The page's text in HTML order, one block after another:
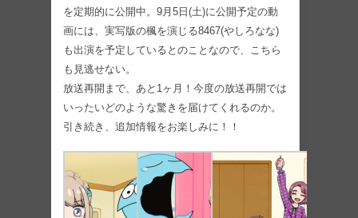
を定期的に公開中。9月5日(土)に公開予定の動
画には、実写版の楓を演じる8467(やしろなな)
も出演を予定しているとのことなので、こちら
も見逃せない。
放送再開まで、あと1ヶ月！今度の放送再開では
いったいどのような驚きを届けてくれるのか。
引き続き、追加情報をお楽しみに！！